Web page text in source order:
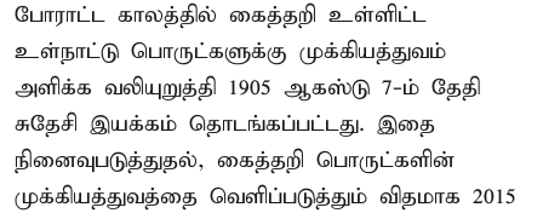
போராட்ட காலத்தில் கைத்தறி உள்ளிட்ட
உள்நாட்டு பொருட்களுக்கு முக்கியத்துவம்
அளிக்க வலியுறுத்தி 1905 ஆகஸ்டு 7-ம் தேதி
சுதேசி இயக்கம் தொடங்கப்பட்டது. இதை
நினைவுபடுத்துதல், கைத்தறி பொருட்களின்
முக்கியத்துவத்தை வெளிப்படுத்தும் விதமாக 2015